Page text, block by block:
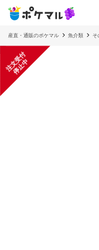
産直・通販のポケマル 魚介類 そ
注
文
受
付
停
止
中